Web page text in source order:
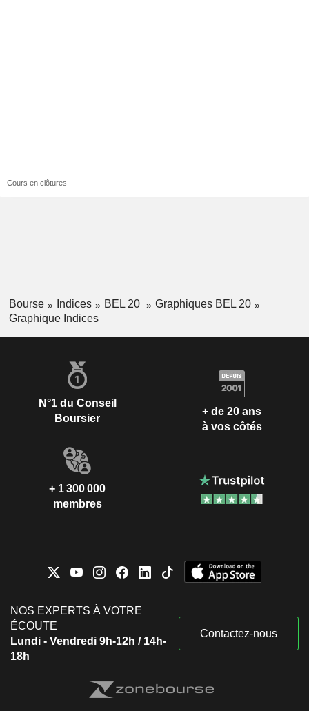
Cours en clôtures
Bourse Indices BEL 20
Graphiques BEL 20
Graphique Indices
N°1 du Conseil
Boursier
+ de 20 ans
à vos côtés
+ 1 300 000
membres
NOS EXPERTS À VOTRE
ÉCOUTE
Lundi - Vendredi 9h-12h / 14h-
18h
Contactez-nous